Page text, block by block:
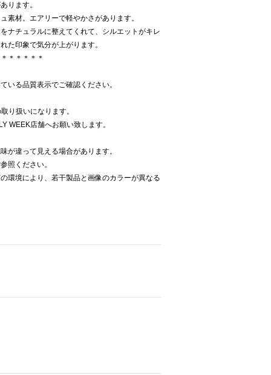
ります。
ュ素材。エアリーで軽やかさがあります。
ナチュラルに整えてくれて、シルエットがキレ
た印象で気分が上がります。
＊＊＊＊＊
いる品質表示でご確認ください。
り扱いになります。
WEEK店舗へお願い致します。
が違って見える場合があります。
照ください。
環境により、若干製品と画像のカラーが異なる